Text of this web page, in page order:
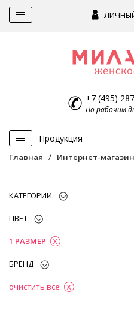
+7 (495)
По рабочим
Продукция
Главная Интернет-магазин
КАТЕГОРИИ
ЦВЕТ
1 РАЗМЕР
БРЕНД
очистить все